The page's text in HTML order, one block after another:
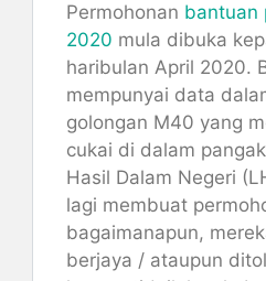
Permohonan bantuan
2020 mula dibuka
haribulan April 2020.
mempunyai data
golongan M40 yang
cukai di dalam
Hasil Dalam Negeri
lagi membuat
bagaimanapun,
berjaya / ataupun